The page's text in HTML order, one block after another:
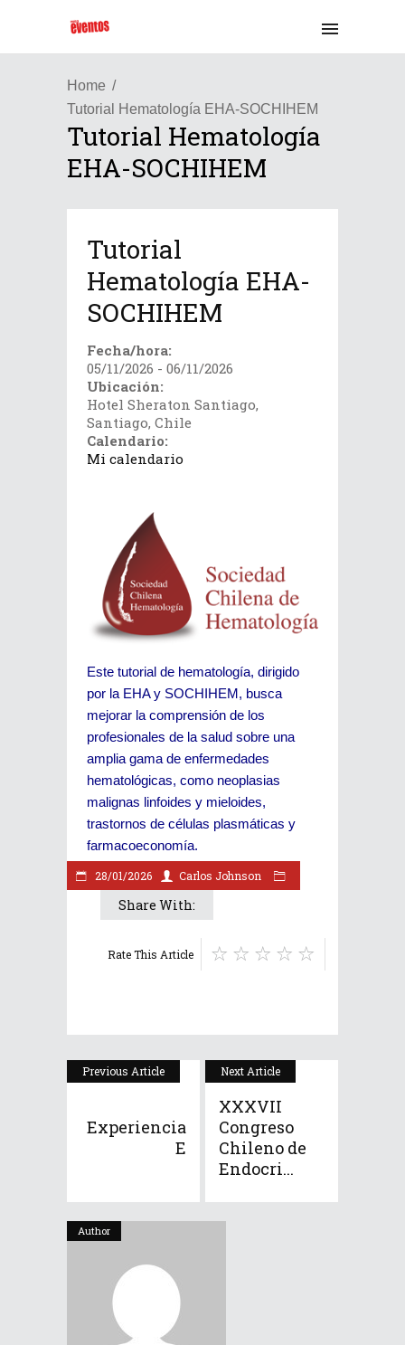
Home
Tutorial Hematología EHA-SOCHIHEM
Tutorial Hematología
EHA-SOCHIHEM
28/01/2026 Carlos Johnson
Tutorial
Hematología EHA-
SOCHIHEM
Fecha/hora:
05/11/2026 - 06/11/2026
Ubicación:
Hotel Sheraton Santiago,
Santiago, Chile
Calendario:
Mi calendario
Este tutorial de hematología, dirigido
por la EHA y SOCHIHEM, busca
mejorar la comprensión de los
profesionales de la salud sobre una
amplia gama de enfermedades
hematológicas, como neoplasias
malignas linfoides y mieloides,
trastornos de células plasmáticas y
farmacoeconomía.
Share With:
Rate This Article
Previous Article
Experiencia
E
Next Article
XXXVII
Congreso
Chileno de
Endocri...
Author